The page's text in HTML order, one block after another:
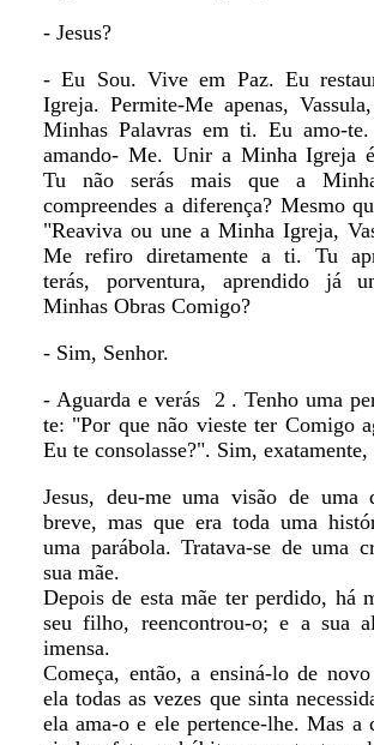
- Jesus?
- Eu Sou. Vive em Paz. Eu
Igreja. Permite-Me apenas,
Minhas Palavras em ti. Eu amo-
amando- Me. Unir a Minha Igreja
Tu não serás mais que a Minha
compreendes a diferença? Mesmo
"Reaviva ou une a Minha Igreja,
Me refiro diretamente a ti. Tu
terás, porventura, aprendido já
Minhas Obras Comigo?
- Sim, Senhor.
- Aguarda e verás 2 . Tenho uma
te: "Por que não vieste ter Comigo
Eu te consolasse?". Sim, exatamente,
Jesus, deu-me uma visão de uma
breve, mas que era toda uma
uma parábola. Tratava-se de uma
sua mãe.
Depois de esta mãe ter perdido, há
seu filho, reencontrou-o; e a sua
imensa.
Começa, então, a ensiná-lo de
ela todas as vezes que sinta
ela ama-o e ele pertence-lhe. Mas a